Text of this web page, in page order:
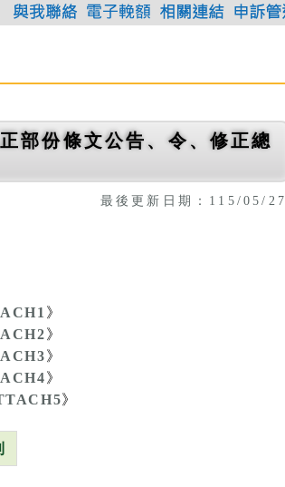
部份條文公告、令、修正總
最後更新日期：115/05/27
》
》
》
》
》